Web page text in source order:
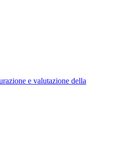
e valutazione della